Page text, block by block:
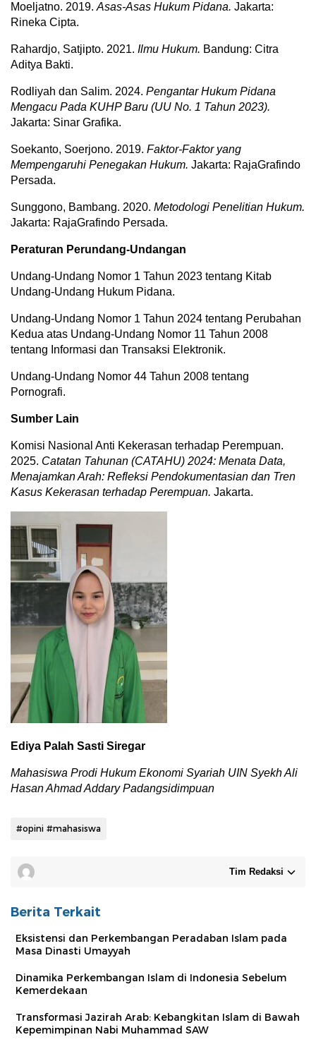
Moeljatno. 2019. Asas-Asas Hukum Pidana. Jakarta:
Rineka Cipta.
Rahardjo, Satjipto. 2021. Ilmu Hukum. Bandung: Citra
Aditya Bakti.
Rodliyah dan Salim. 2024. Pengantar Hukum Pidana
Mengacu Pada KUHP Baru (UU No. 1 Tahun 2023).
Jakarta: Sinar Grafika.
Soekanto, Soerjono. 2019. Faktor-Faktor yang
Mempengaruhi Penegakan Hukum. Jakarta: RajaGrafindo
Persada.
Sunggono, Bambang. 2020. Metodologi Penelitian Hukum.
Jakarta: RajaGrafindo Persada.
Peraturan Perundang-Undangan
Undang-Undang Nomor 1 Tahun 2023 tentang Kitab
Undang-Undang Hukum Pidana.
Undang-Undang Nomor 1 Tahun 2024 tentang Perubahan
Kedua atas Undang-Undang Nomor 11 Tahun 2008
tentang Informasi dan Transaksi Elektronik.
Undang-Undang Nomor 44 Tahun 2008 tentang
Pornografi.
Sumber Lain
Komisi Nasional Anti Kekerasan terhadap Perempuan.
2025. Catatan Tahunan (CATAHU) 2024: Menata Data,
Menajamkan Arah: Refleksi Pendokumentasian dan Tren
Kasus Kekerasan terhadap Perempuan. Jakarta.
Ediya Palah Sasti Siregar
Mahasiswa Prodi Hukum Ekonomi Syariah UIN Syekh Ali
Hasan Ahmad Addary Padangsidimpuan
#opini #mahasiswa
Tim Redaksi
Berita Terkait
Eksistensi dan Perkembangan Peradaban Islam pada
Masa Dinasti Umayyah
Dinamika Perkembangan Islam di Indonesia Sebelum
Kemerdekaan
Transformasi Jazirah Arab: Kebangkitan Islam di Bawah
Kepemimpinan Nabi Muhammad SAW